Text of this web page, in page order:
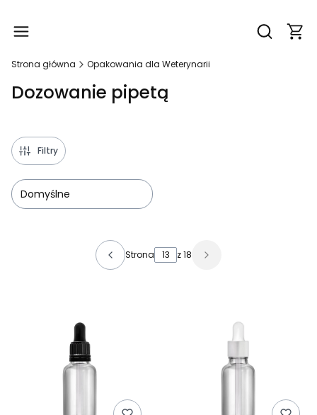
Otwórz
Strona główna Opakowania dla Weterynarii
Dozowanie pipetą
Filtry
Domyślne
Lista produktów
Strona z 18